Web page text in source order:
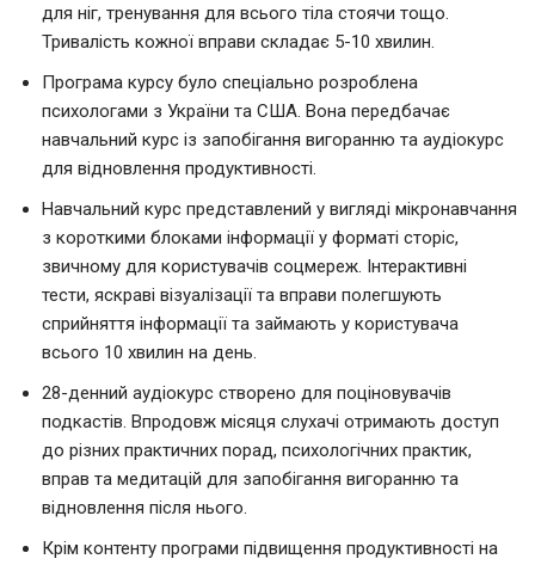
для ніг, тренування для всього тіла стоячи тощо.
Тривалість кожної вправи складає 5-10 хвилин.
Програма курсу було спеціально розроблена
психологами з України та США. Вона передбачає
навчальний курс із запобігання вигоранню та аудіокурс
для відновлення продуктивності.
Навчальний курс представлений у вигляді мікронавчання
з короткими блоками інформації у форматі сторіс,
звичному для користувачів соцмереж. Інтерактивні
тести, яскраві візуалізації та вправи полегшують
сприйняття інформації та займають у користувача
всього 10 хвилин на день.
28-денний аудіокурс створено для поціновувачів
подкастів. Впродовж місяця слухачі отримають доступ
до різних практичних порад, психологічних практик,
вправ та медитацій для запобігання вигоранню та
відновлення після нього.
Крім контенту програми підвищення продуктивності на